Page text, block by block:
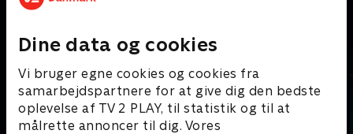
Dine data og cookies
Vi bruger egne cookies og cookies fra
samarbejdspartnere for at give dig den bedste
oplevelse af TV 2 PLAY, til statistik og til at
målrette annoncer til dig. Vores